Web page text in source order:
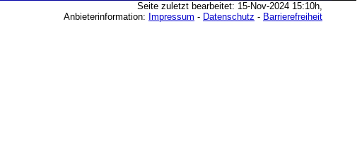
Seite zuletzt bearbeitet: 15-Nov-2024 15:10h,
Anbieterinformation: Impressum - Datenschutz - Barrierefreiheit